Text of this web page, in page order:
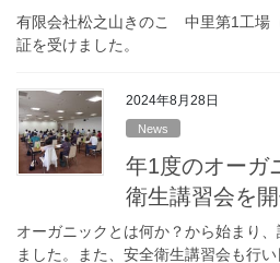
有限会社松之山きのこ 中里第1工場
証を受けました。
2024年8月28日
News
年1度のオーガ
衛生講習会を開
オーガニックとは何か？から始まり
ました。また、安全衛生講習会も行